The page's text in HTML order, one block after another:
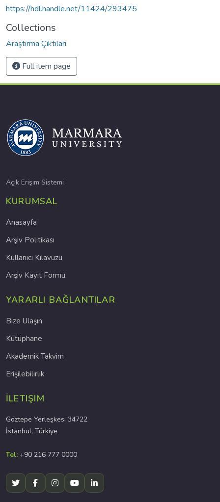
https://hdl.handle.net/11424/293475
Collections
Araştırma Çıktıları
Full item page
Açık Erişim Sistemi
KURUMSAL
Anasayfa
Arşiv Politikası
Kullanıcı Kılavuzu
Arşiv Kayıt Formu
YARARLI BAĞLANTILAR
Bize Ulaşın
Kütüphane
Akademik Takvim
Erişilebilirlik
İLETIŞIM
Göztepe Yerleşkesi 34722
İstanbul, Türkiye
Tel: +90 216 777 0000